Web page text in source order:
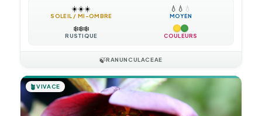
☀️☀️☀️
SOLEIL / MI-OMBRE
💧 💧 💧
MOYEN
❄️❄️❄️
RUSTIQUE COULEURS
🍃RANUNCULACEAE
🪴VIVACE